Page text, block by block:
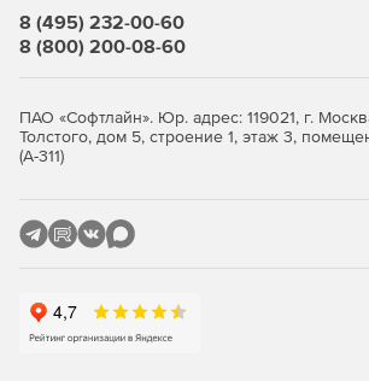
класса защищенности включительно.
Значимые объекты критической
Автоматизированные системы
производственными и
Информационные системы общего
класса.
8 (495) 232-00-60
8 (800) 200-08-60
ПАО «Софтлайн». Юр. адрес: 119021, г.
Толстого, дом 5, строение 1, этаж 3,
(А-311)